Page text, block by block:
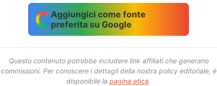
Aggiungici come fonte
preferita su Google
Questo contenuto potrebbe includere link affiliati che generano
commissioni. Per conoscere i dettagli della nostra policy editoriale, è
disponibile la pagina etica.